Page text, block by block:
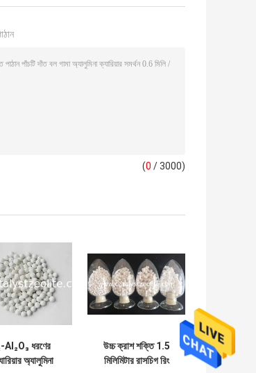
(0 / 3000)
Al₂O₃ ধরণের
অ্যালুমিনা
উচ্চ ক্রাশ শক্তি 1.5
মিলিমিটার রাসচিগ রিং